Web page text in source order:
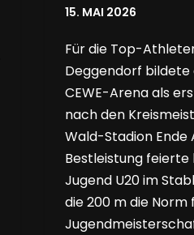
15. MAI 2026
Für die Top-
Deggendorf
CEWE-Arena als
nach den
Wald-Stadion Ende
Bestleistung
Jugend U20 im
die 200 m die